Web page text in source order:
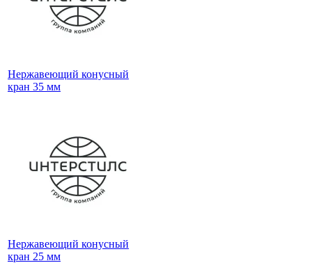
Нержавеющий конусный
кран 35 мм
Нержавеющий конусный
кран 25 мм